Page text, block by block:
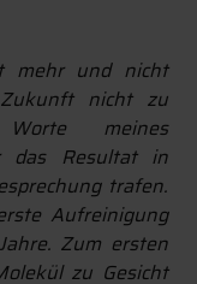
mehr und nicht
nicht zu
meines
das Resultat in
trafen.
Aufreinigung
Zum ersten
zu Gesicht